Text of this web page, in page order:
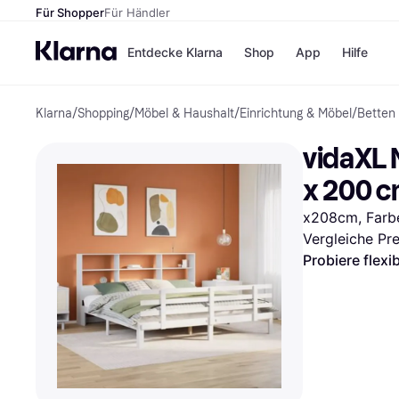
Für ShopperFür Händler
Entdecke Klarna
Zahlungsmethoden
Sofort bezahlen
Bezahle in 3
Teilzahlungen
Bezahle in bis zu 30
Ratenzahlung
Shop
Shops
H&M
Temu
App Hilfe
Klarna/Shopping/Möbel & Haushalt/Einrichtung & Möbel /Betten
vidaXL
x 200
x208cm,
Vergleiche
Probiere